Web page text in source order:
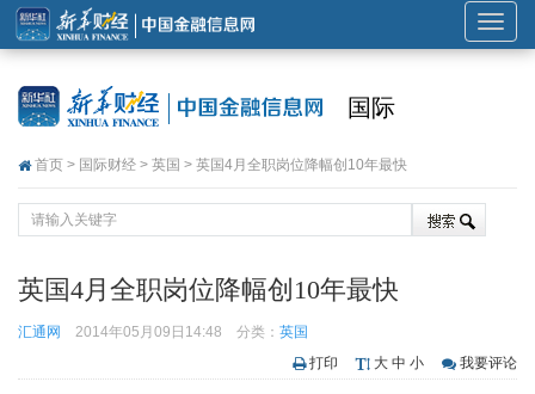
展
开
国际
首页 > 国际财经 > 英国 > 英国4月全职岗位降幅创10年最快
英国4月全职岗位降幅创10年最快
汇通网 2014年05月09日14:48 分类： 英国
打印
大 中 小 我要评论